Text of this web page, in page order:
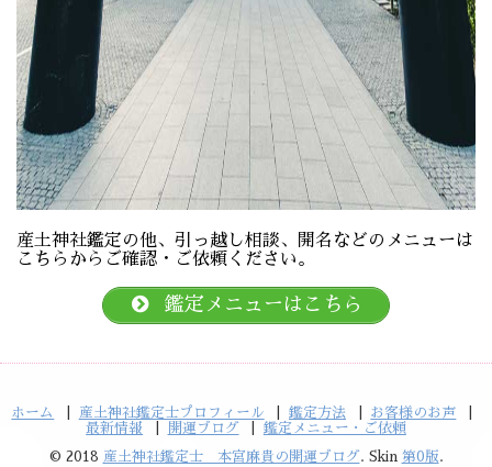
産土神社鑑定の他、引っ越し相談、開名などのメニューは
こちらからご確認・ご依頼ください。
鑑定メニューはこちら
ホーム 産土神社鑑定士プロフィール 鑑定方法
お客様のお声
最新情報
開運ブログ 鑑定メニュー・ご依頼
© 2018 産土神社鑑定士 本宮麻貴の開運ブログ . Skin 第0版.